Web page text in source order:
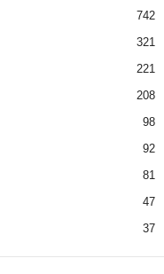
742
321
221
208
98
92
81
47
37